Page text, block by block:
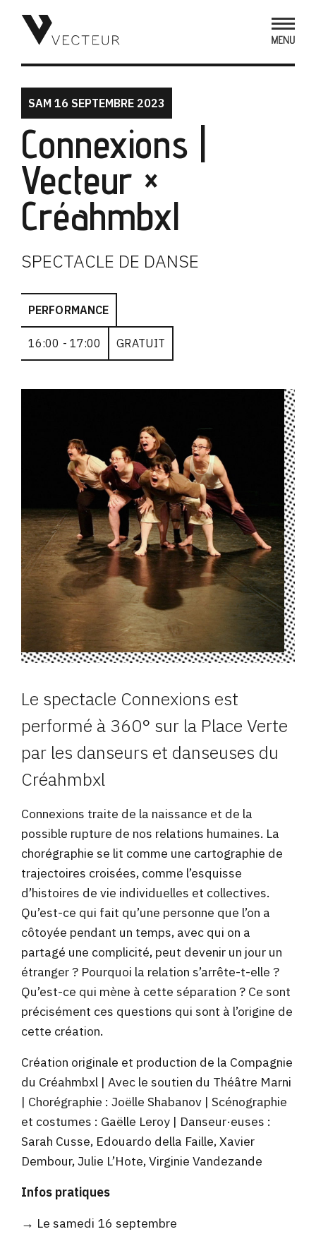
SAM 16 SEPTEMBRE 2023
Connexions |
Vecteur ×
Créahmbxl
SPECTACLE DE DANSE
PERFORMANCE
16:00 - 17:00 GRATUIT
Le spectacle Connexions est
performé à 360° sur la Place Verte
par les danseurs et danseuses du
Créahmbxl
Connexions traite de la naissance et de la
possible rupture de nos relations humaines. La
chorégraphie se lit comme une cartographie de
trajectoires croisées, comme l’esquisse
d’histoires de vie individuelles et collectives.
Qu’est-ce qui fait qu’une personne que l’on a
côtoyée pendant un temps, avec qui on a
partagé une complicité, peut devenir un jour un
étranger ? Pourquoi la relation s’arrête-t-elle ?
Qu’est-ce qui mène à cette séparation ? Ce sont
précisément ces questions qui sont à l’origine de
cette création.
Création originale et production de la Compagnie
du Créahmbxl | Avec le soutien du Théâtre Marni
| Chorégraphie : Joëlle Shabanov | Scénographie
et costumes : Gaëlle Leroy | Danseur·euses :
Sarah Cusse, Edouardo della Faille, Xavier
Dembour, Julie L’Hote, Virginie Vandezande
Infos pratiques
→ Le samedi 16 septembre